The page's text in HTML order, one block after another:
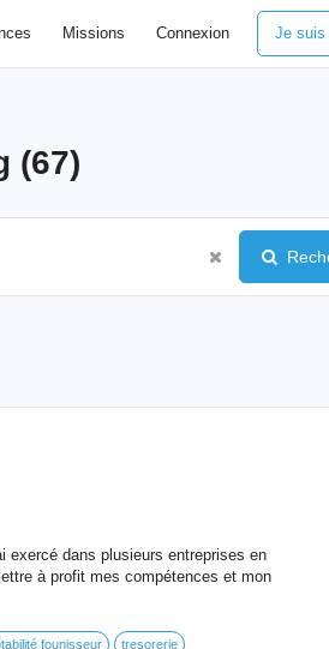
Missions Connexion Je suis
(67)
exercé dans plusieurs entreprises en
à profit mes compétences et mon
founisseur tresorerie